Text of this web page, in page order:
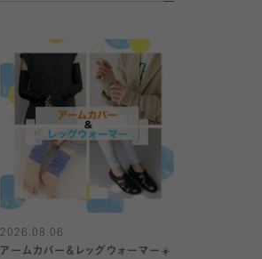
2026.08.06
アームカバー＆レッグウォーマー☀️